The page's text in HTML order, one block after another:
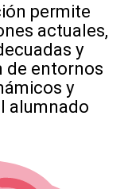
permite
actuales,
y
de entornos
y
alumnado